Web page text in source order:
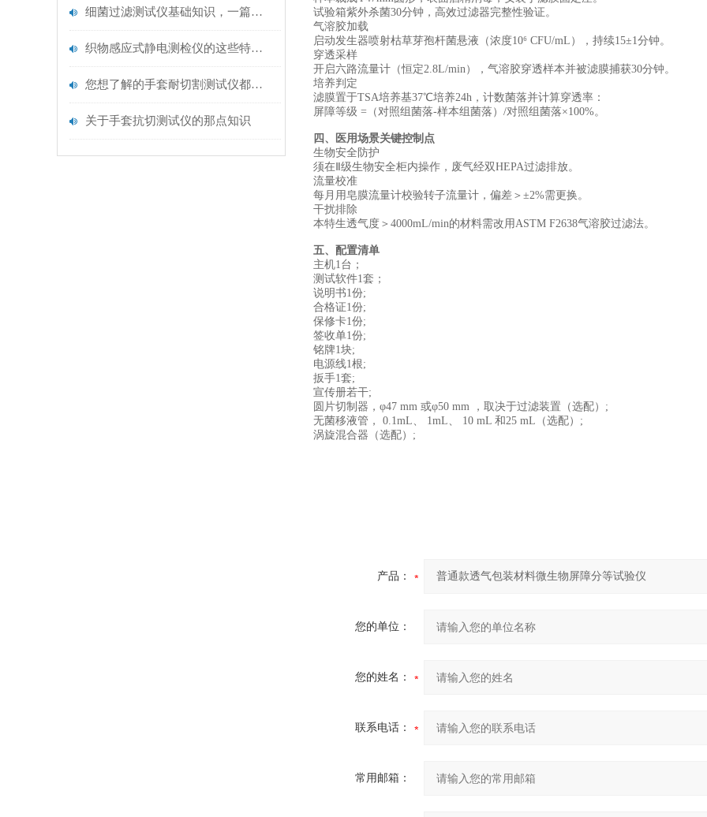
细菌过滤测试仪基础知识，一篇搞定
织物感应式静电测检仪的这些特点很少有人都知道
您想了解的手套耐切割测试仪都在这里了
关于手套抗切测试仪的那点知识
试验箱紫外杀菌30分钟，高效过滤器完整性验证‌。
‌气溶胶加载‌
启动发生器喷射枯草芽孢杆菌悬液（浓度10⁶ CFU/mL），持续15±1分钟。
‌穿透采样‌
开启六路流量计（恒定2.8L/min），气溶胶穿透样本并被滤膜捕获30分钟‌。
‌培养判定‌
滤膜置于TSA培养基37℃培养24h，计数菌落并计算穿透率：
‌屏障等级 =（对照组菌落-样本组菌落）/对照组菌落×100%。
四、医用场景关键控制点
‌生物安全防护‌
须在Ⅱ级生物安全柜内操作，废气经双HEPA过滤排放。
‌流量校准‌
每月用皂膜流量计校验转子流量计，偏差＞±2%需更换。
‌干扰排除‌
本特生透气度＞4000mL/min的材料需改用ASTM F2638气溶胶过滤法。
五、配置清单
主机1台；
测试软件1套；
说明书1份;
合格证1份;
保修卡1份;
签收单1份;
铭牌1块;
电源线1根;
扳手1套;
宣传册若干;
圆片切制器，φ47 mm 或φ50 mm ，取决于过滤装置（选配）;
无菌移液管， 0.1mL、 1mL、 10 mL 和25 mL（选配）;
涡旋混合器（选配）;
产品：
您的单位：
您的姓名：
联系电话：
常用邮箱：